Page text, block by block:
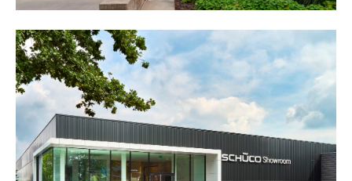
376-293 city road, suite 600
san francisco, ca 94102
have any questions?
+44 1234 567 890
drop us a line
info@yourdomain.com